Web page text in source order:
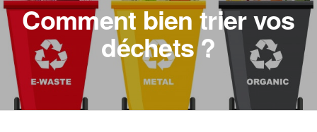
Comment bien trier vos
déchets ?